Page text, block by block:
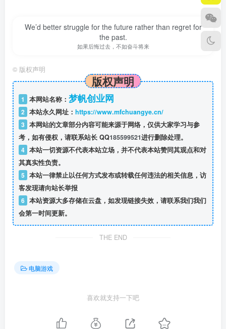
We’d better struggle for the future rather than regret for
the past.
如果后悔过去，不如奋斗将来
© 版权声明
版权声明
1 本网站名称： 梦帆创业网
2 本站永久网址： https://www.mfchuangye.cn/
3 本网站的文章部分内容可能来源于网络，仅供大家学习与参
考，如有侵权，请联系站长 QQ185599521进行删除处理。
4 本站一切资源不代表本站立场，并不代表本站赞同其观点和对
其真实性负责。
5 本站一律禁止以任何方式发布或转载任何违法的相关信息，访
客发现请向站长举报
6 本站资源大多存储在云盘，如发现链接失效，请联系我们我们
会第一时间更新。
THE END
电脑游戏
喜欢就支持一下吧